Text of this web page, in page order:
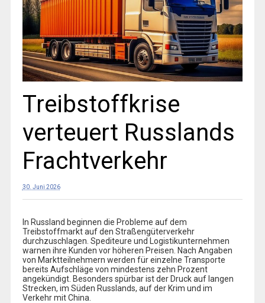
Treibstoffkrise
verteuert Russlands
Frachtverkehr
30. Juni 2026
In Russland beginnen die Probleme auf dem
Treibstoffmarkt auf den Straßengüterverkehr
durchzuschlagen. Spediteure und Logistikunternehmen
warnen ihre Kunden vor höheren Preisen. Nach Angaben
von Marktteilnehmern werden für einzelne Transporte
bereits Aufschläge von mindestens zehn Prozent
angekündigt. Besonders spürbar ist der Druck auf langen
Strecken, im Süden Russlands, auf der Krim und im
Verkehr mit China.